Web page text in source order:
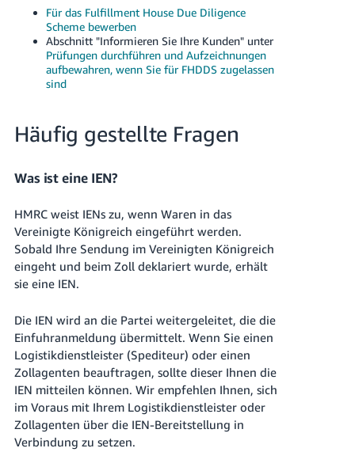
Für das Fulfillment House Due Diligence
Scheme bewerben
Abschnitt "Informieren Sie Ihre Kunden" unter
Prüfungen durchführen und Aufzeichnungen
aufbewahren, wenn Sie für FHDDS zugelassen
sind
Häufig gestellte Fragen
Was ist eine IEN?
HMRC weist IENs zu, wenn Waren in das
Vereinigte Königreich eingeführt werden.
Sobald Ihre Sendung im Vereinigten Königreich
eingeht und beim Zoll deklariert wurde, erhält
sie eine IEN.
Die IEN wird an die Partei weitergeleitet, die die
Einfuhranmeldung übermittelt. Wenn Sie einen
Logistikdienstleister (Spediteur) oder einen
Zollagenten beauftragen, sollte dieser Ihnen die
IEN mitteilen können. Wir empfehlen Ihnen, sich
im Voraus mit Ihrem Logistikdienstleister oder
Zollagenten über die IEN-Bereitstellung in
Verbindung zu setzen.